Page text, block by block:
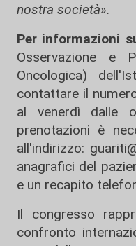
nostra società».
Per informazioni
Osservazione e
Oncologica)
contattare il
al venerdì dalle
prenotazioni è
all'indirizzo:
anagrafici del
e un recapito
Il congresso
confronto